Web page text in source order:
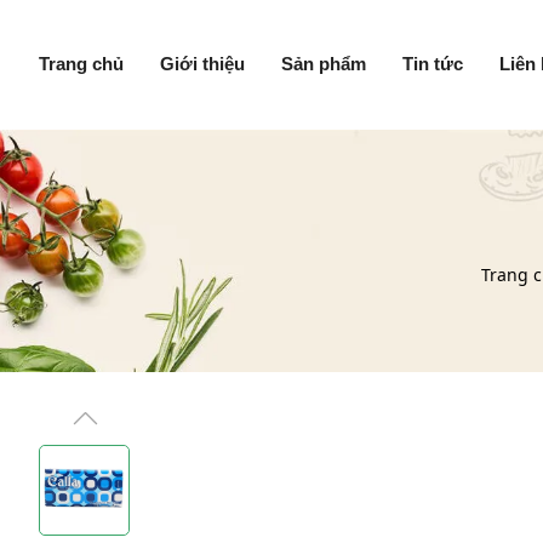
Trang chủ Giới thiệu Sản phẩm Tin tức Liên
Trang